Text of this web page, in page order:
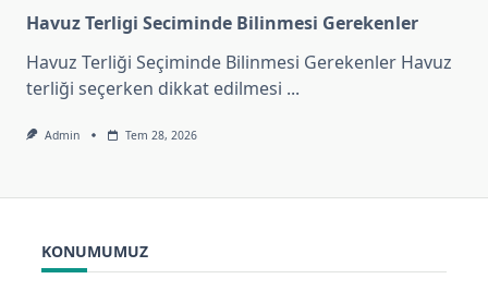
Havuz Terligi Seciminde Bilinmesi Gerekenler
Havuz Terliği Seçiminde Bilinmesi Gerekenler Havuz
terliği seçerken dikkat edilmesi ...
Admin Tem 28, 2026
KONUMUMUZ